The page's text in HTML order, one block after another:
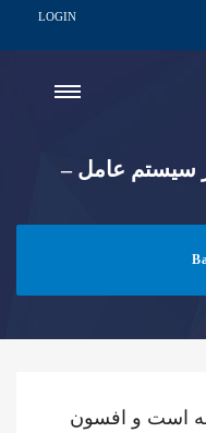
LOGIN
در سیستم عامل –
است و افسون